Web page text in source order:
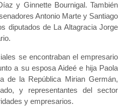
y Ginnette Bournigal. También
Antonio Marte y Santiago
diputados de La Altagracia Jorge
se encontraban el empresario
a su esposa Aideé e hija Paola
de la República Mirian Germán,
y representantes del sector
y empresarios.